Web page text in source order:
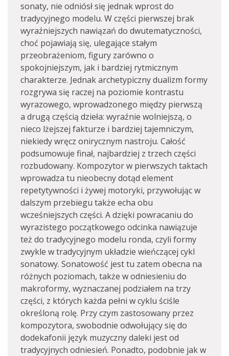
sonaty, nie odniósł się jednak wprost do
tradycyjnego modelu. W części pierwszej brak
wyraźniejszych nawiązań do dwutematyczności,
choć pojawiają się, ulegające stałym
przeobrażeniom, figury zarówno o
spokojniejszym, jak i bardziej rytmicznym
charakterze. Jednak archetypiczny dualizm formy
rozgrywa się raczej na poziomie kontrastu
wyrazowego, wprowadzonego między pierwszą
a drugą częścią dzieła: wyraźnie wolniejszą, o
nieco lżejszej fakturze i bardziej tajemniczym,
niekiedy wręcz onirycznym nastroju. Całość
podsumowuje finał, najbardziej z trzech części
rozbudowany. Kompozytor w pierwszych taktach
wprowadza tu nieobecny dotąd element
repetytywności i żywej motoryki, przywołując w
dalszym przebiegu także echa obu
wcześniejszych części. A dzięki powracaniu do
wyrazistego początkowego odcinka nawiązuje
też do tradycyjnego modelu ronda, czyli formy
zwykle w tradycyjnym układzie wieńczącej cykl
sonatowy. Sonatowość jest tu zatem obecna na
różnych poziomach, także w odniesieniu do
makroformy, wyznaczanej podziałem na trzy
części, z których każda pełni w cyklu ściśle
określoną rolę. Przy czym zastosowany przez
kompozytora, swobodnie odwołujący się do
dodekafonii język muzyczny daleki jest od
tradycyjnych odniesień. Ponadto, podobnie jak w